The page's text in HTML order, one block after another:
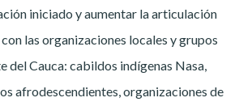
iniciado y aumentar la articulación
las organizaciones locales y grupos
del Cauca: cabildos indígenas Nasa,
afrodescendientes, organizaciones de